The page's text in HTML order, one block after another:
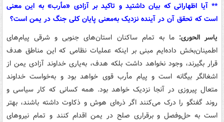
** آیا اظهاراتی که بیان داشتید و تاکید بر آزادی «مأرب» به این معنی
است که تحقق آن در آینده نزدیک به‌معنی پایان کلی جنگ در یمن است؟
یاسر الحوری:ما به تمام ساکنان استان‌های جنوبی و شرقی پیام‌های
اطمینان‌بخش داده‌ایم مبنی‌ بر اینکه‌ عملیات نظامی که این مناطق هدف
قرار بگیرند، وجود نخواهد داشت بلکه هدف، به‌یاری خداوند آزادی یمن از
اشغالگر بیگانه است و پیام مأرب قوی خواهد بود و به‌خواست خداوند
متعال پیروزی در آنجا نزدیک خواهد بود. همه کسانی که کار سیاسی و
روند گفتگو را درک می‌کنند اگر ذره‌ای هوش و ذکاوت داشته باشند، بهتر
است به حل‌وفصل و برقراری صلح در یمن اقدام کنند و تمام نیروهای